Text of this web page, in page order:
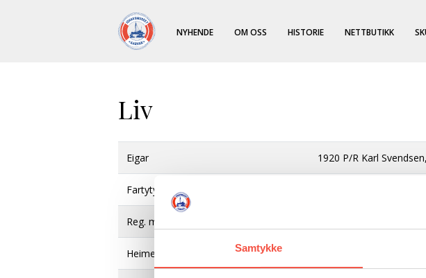
Samtykke
NYHENDE OM OSS HISTORIE NETTBUTIKK
Liv
Eigar 1920 P/R Karl
Fartytype
Reg. merke
Heimehamn